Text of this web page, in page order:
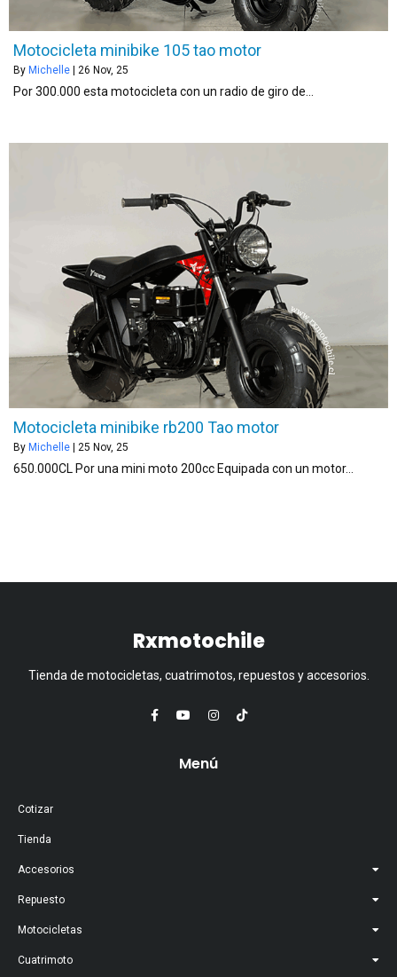
Motocicleta minibike 105 tao motor
By Michelle | 26 Nov, 25
Por 300.000 esta motocicleta con un radio de giro de…
Motocicleta minibike rb200 Tao motor
By Michelle 25 Nov, 25
650.000CL Por una mini moto 200cc Equipada con un motor…
Rxmotochile
Tienda de motocicletas, cuatrimotos, repuestos y accesorios.
Menú
Cotizar
Tienda
Accesorios
Repuesto
Motocicletas
Cuatrimoto